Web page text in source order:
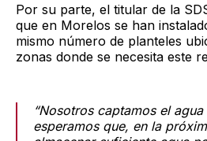
Por su parte, el titular de la
que en Morelos se han
mismo número de planteles
zonas donde se necesita este
“Nosotros captamos el
esperamos que, en la